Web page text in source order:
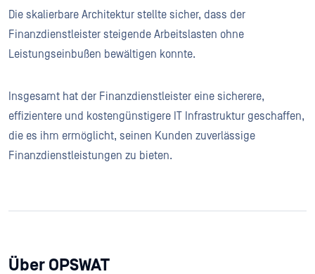
Die skalierbare Architektur stellte sicher, dass der
Finanzdienstleister steigende Arbeitslasten ohne
Leistungseinbußen bewältigen konnte.
Insgesamt hat der Finanzdienstleister eine sicherere,
effizientere und kostengünstigere IT Infrastruktur geschaffen,
die es ihm ermöglicht, seinen Kunden zuverlässige
Finanzdienstleistungen zu bieten.
Über OPSWAT